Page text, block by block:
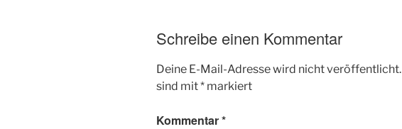
Schreibe einen Kommentar
Deine E-Mail-Adresse wird nicht veröffentlicht.
sind mit* markiert
Kommentar*